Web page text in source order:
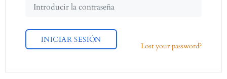
INICIAR SESIÓN
Lost your password?